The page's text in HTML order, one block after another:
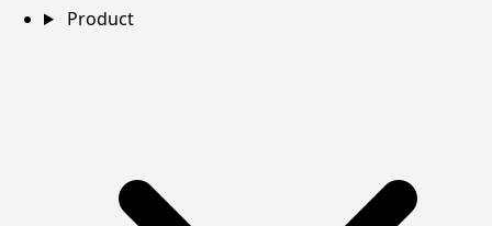
Product